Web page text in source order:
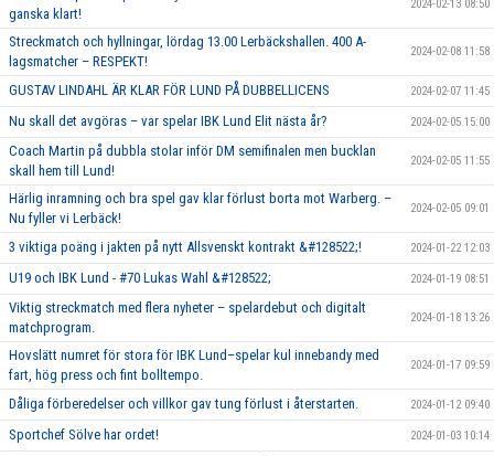
ganska klart!
2024-02-13 08:50
Streckmatch och hyllningar, lördag 13.00 Lerbäckshallen. 400 A-
lagsmatcher – RESPEKT!
2024-02-08 11:58
GUSTAV LINDAHL ÄR KLAR FÖR LUND PÅ DUBBELLICENS 2024-02-07 11:45
Nu skall det avgöras – var spelar IBK Lund Elit nästa år? 2024-02-05 15:00
Coach Martin på dubbla stolar inför DM semifinalen men bucklan
skall hem till Lund!
2024-02-05 11:55
Härlig inramning och bra spel gav klar förlust borta mot Warberg. –
Nu fyller vi Lerbäck!
2024-02-05 09:01
3 viktiga poäng i jakten på nytt Allsvenskt kontrakt &#128522;! 2024-01-22 12:03
U19 och IBK Lund - #70 Lukas Wahl &#128522; 2024-01-19 08:51
Viktig streckmatch med flera nyheter – spelardebut och digitalt
matchprogram.
2024-01-18 13:26
Hovslätt numret för stora för IBK Lund–spelar kul innebandy med
fart, hög press och fint bolltempo.
2024-01-17 09:59
Dåliga förberedelser och villkor gav tung förlust i återstarten. 2024-01-12 09:40
Sportchef Sölve har ordet! 2024-01-03 10:14